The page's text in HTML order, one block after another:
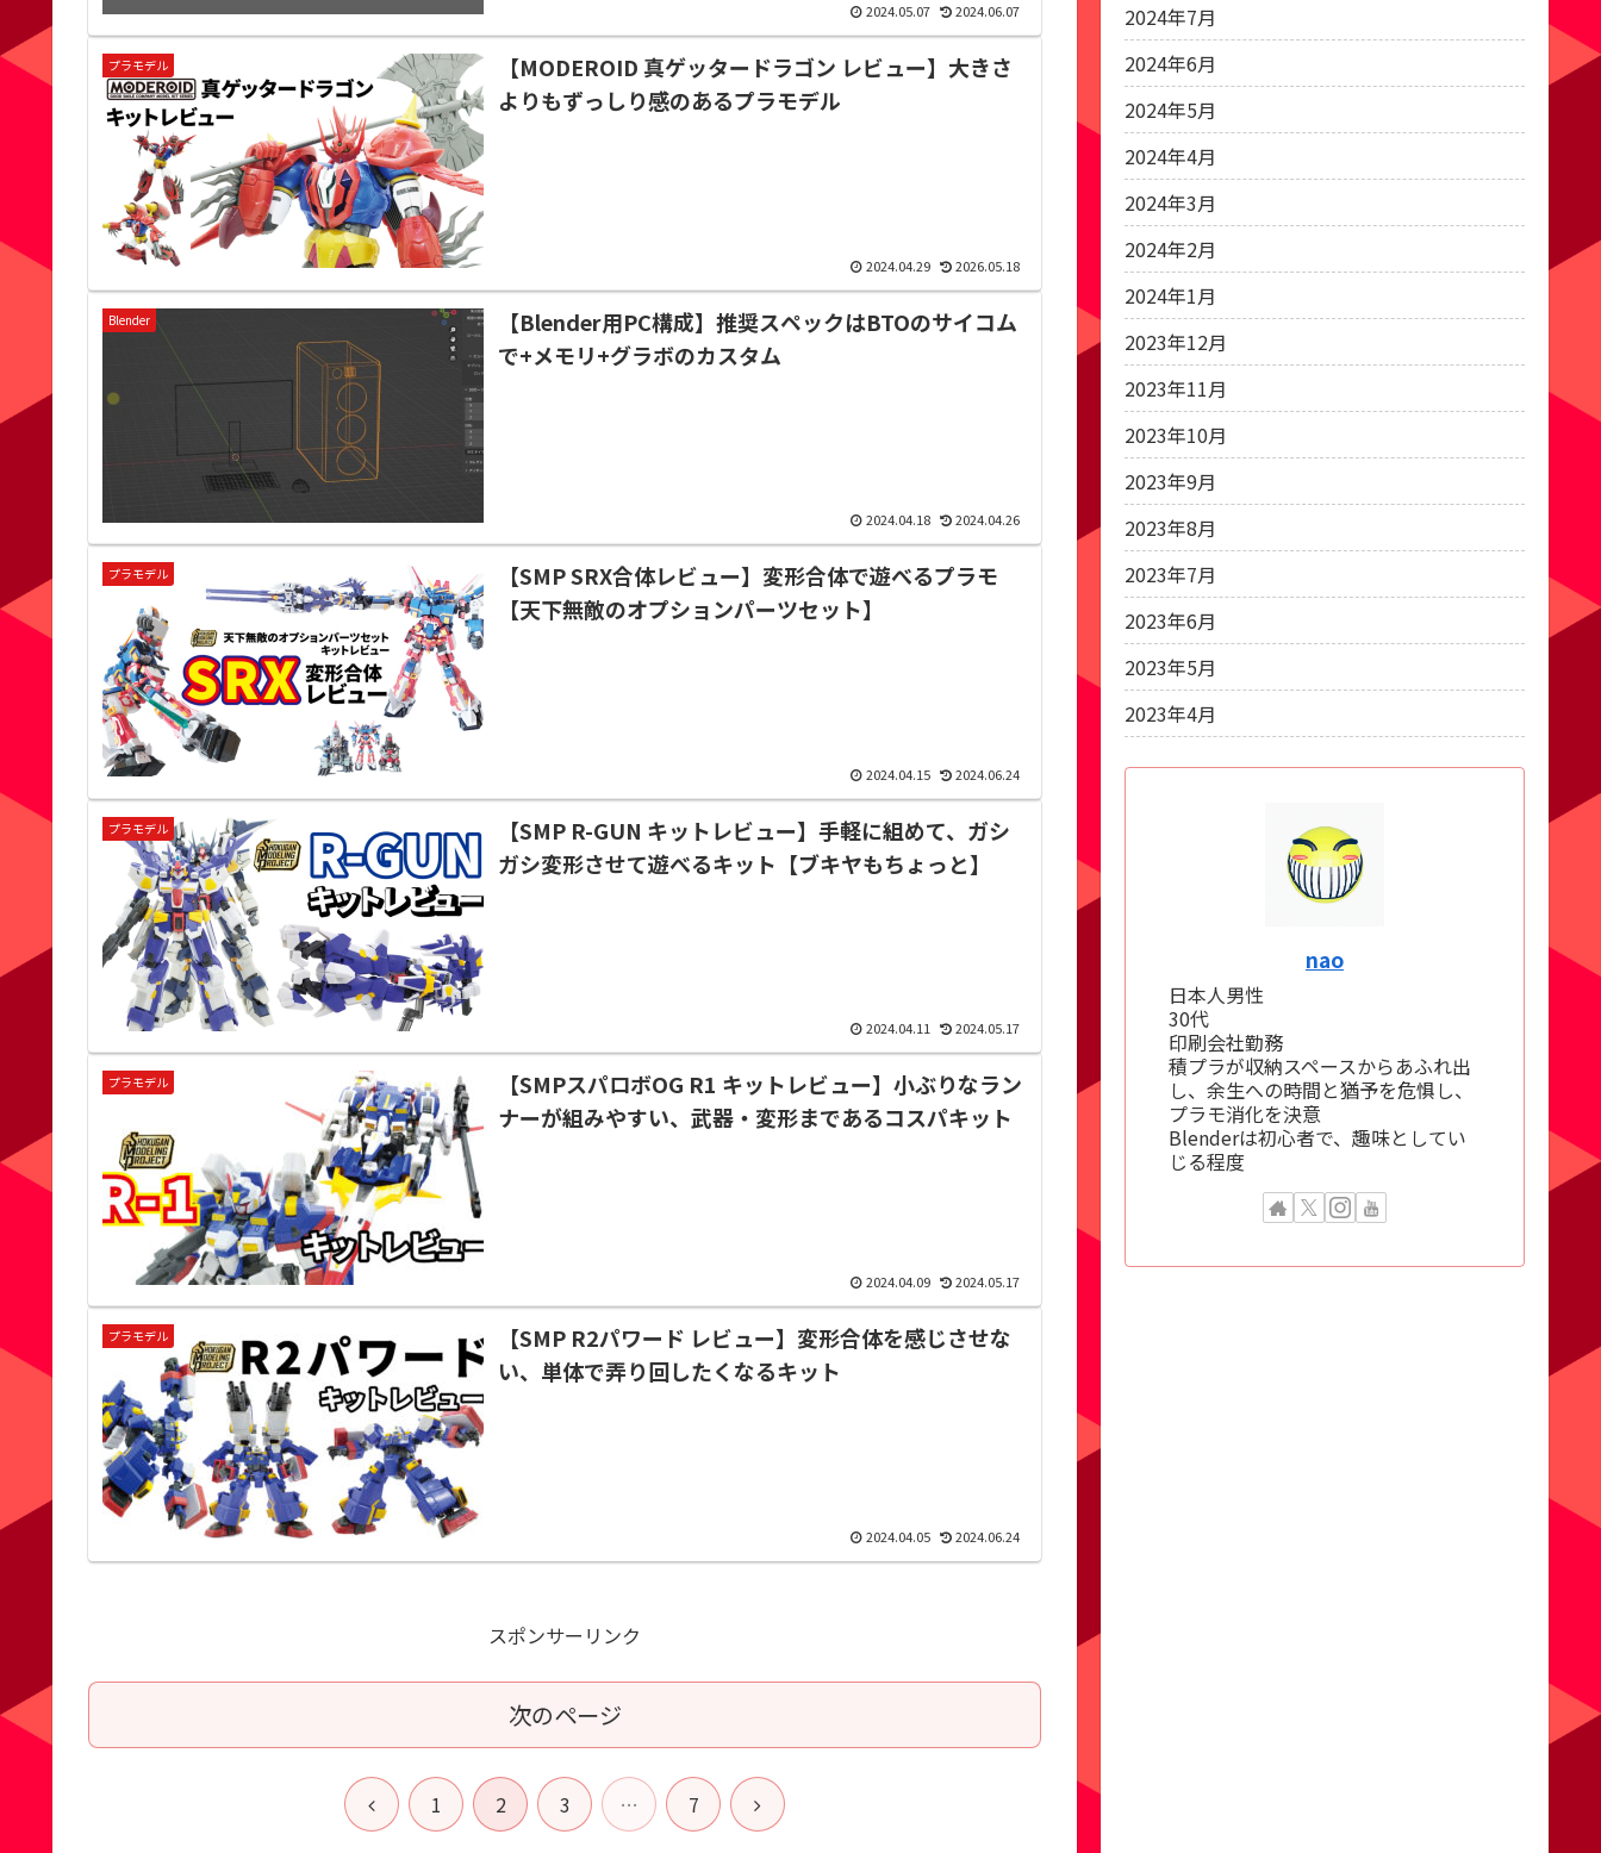
2024.05.07 2024.06.07
プラモデル
【MODEROID 真ゲッタードラゴン レビュー】大きさ
よりもずっしり感のあるプラモデル
2024.04.29 2026.05.18
Blender
【Blender用PC構成】推奨スペックはBTOのサイコム
で+メモリ+グラボのカスタム
2024.04.18 2024.04.26
プラモデル
【SMP SRX合体レビュー】変形合体で遊べるプラモ
【天下無敵のオプションパーツセット】
2024.04.15 2024.06.24
プラモデル
【SMP R-GUN キットレビュー】手軽に組めて、ガシ
ガシ変形させて遊べるキット【ブキヤもちょっと】
2024.04.11 2024.05.17
プラモデル
【SMPスパロボOG R1 キットレビュー】小ぶりなラン
ナーが組みやすい、武器・変形まであるコスパキット
2024.04.09 2024.05.17
プラモデル
【SMP R2パワード レビュー】変形合体を感じさせな
い、単体で弄り回したくなるキット
2024.04.05 2024.06.24
スポンサーリンク
次のページ
前
1 2 3 … 7
次
2024年7月
2024年6月
2024年5月
2024年4月
2024年3月
2024年2月
2024年1月
2023年12月
2023年11月
2023年10月
2023年9月
2023年8月
2023年7月
2023年6月
2023年5月
2023年4月
nao
日本人男性
30代
印刷会社勤務
積プラが収納スペースからあふれ出
し、余生への時間と猶予を危惧し、
プラモ消化を決意
Blenderは初心者で、趣味としてい
じる程度